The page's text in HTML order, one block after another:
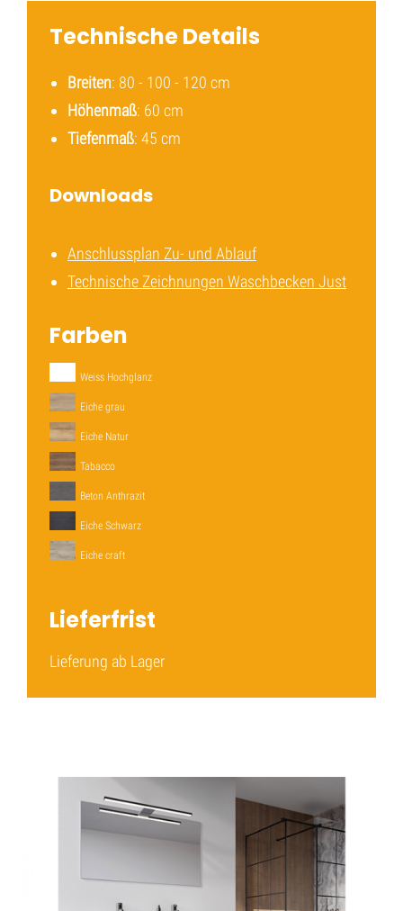
Technische Details
Breiten: 80 - 100 - 120 cm
Höhenmaß: 60 cm
Tiefenmaß: 45 cm
Downloads
Anschlussplan Zu- und Ablauf
Technische Zeichnungen Waschbecken Just
Farben
Weiss Hochglanz
Eiche grau
Eiche Natur
Tabacco
Beton Anthrazit
Eiche Schwarz
Eiche craft
Lieferfrist
Lieferung ab Lager